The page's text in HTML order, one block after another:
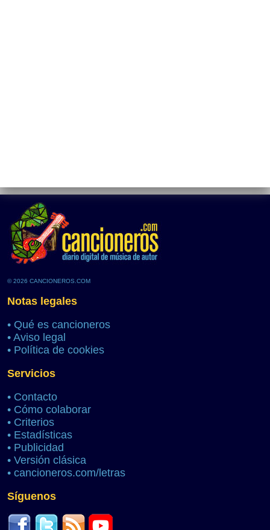
© 2026 CANCIONEROS.COM
Notas legales
• Qué es cancioneros
• Aviso legal
• Política de cookies
Servicios
• Contacto
• Cómo colaborar
• Criterios
• Estadísticas
• Publicidad
• Versión clásica
• cancioneros.com/letras
Síguenos